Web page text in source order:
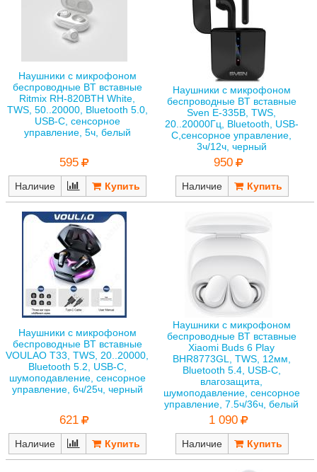
Наушники с микрофоном
беспроводные BT вставные
Ritmix RH-820BTH White,
TWS, 50..20000, Bluetooth 5.0,
USB-C, сенсорное
управление, 5ч, белый
595
Наличие
Наушники с микрофоном
беспроводные BT вставные
Sven E-335B, TWS,
20..20000Гц, Bluetooth, USB-
С,сенсорное управление,
3ч/12ч, черный
950
Наличие
Наушники с микрофоном
беспроводные BT вставные
VOULAO T33, TWS, 20..20000,
Bluetooth 5.2, USB-C,
шумоподавление, сенсорное
управление, 6ч/25ч, черный
621
Наличие
Наушники с микрофоном
беспроводные BT вставные
Xiaomi Buds 6 Play
BHR8773GL, TWS, 12мм,
Bluetooth 5.4, USB-С,
влагозащита,
шумоподавление, сенсорное
управление, 7.5ч/36ч, белый
1 090
Наличие